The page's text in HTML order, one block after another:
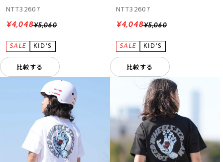
NTT32607
¥5,060
¥4,048
比較する
NTT32607
¥5,060
¥4,048
比較する